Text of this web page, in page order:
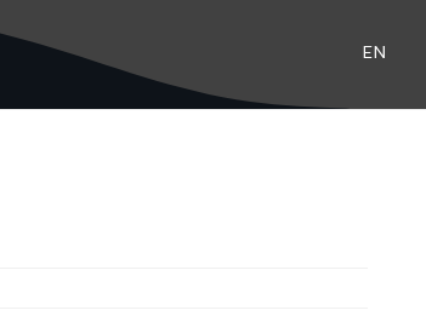
EN